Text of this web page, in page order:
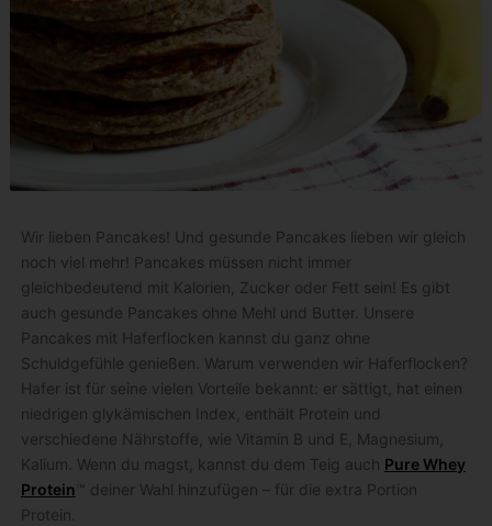
Wir lieben Pancakes! Und gesunde Pancakes lieben wir gleich
noch viel mehr! Pancakes müssen nicht immer
gleichbedeutend mit Kalorien, Zucker oder Fett sein! Es gibt
auch gesunde Pancakes ohne Mehl und Butter. Unsere
Pancakes mit Haferflocken kannst du ganz ohne
Schuldgefühle genießen. Warum verwenden wir Haferflocken?
Hafer ist für seine vielen Vorteile bekannt: er sättigt, hat einen
niedrigen glykämischen Index, enthält Protein und
verschiedene Nährstoffe, wie Vitamin B und E, Magnesium,
Kalium. Wenn du magst, kannst du dem Teig auch Pure Whey
Protein ™ deiner Wahl hinzufügen – für die extra Portion
Protein.